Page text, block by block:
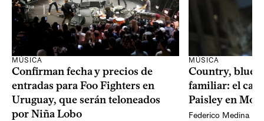
MÚSICA
Confirman fecha y precios de
entradas para Foo Fighters en
Uruguay, que serán teloneados
por Niña Lobo
MÚSICA
Country,
familiar: el
Paisley en
Federico Medina